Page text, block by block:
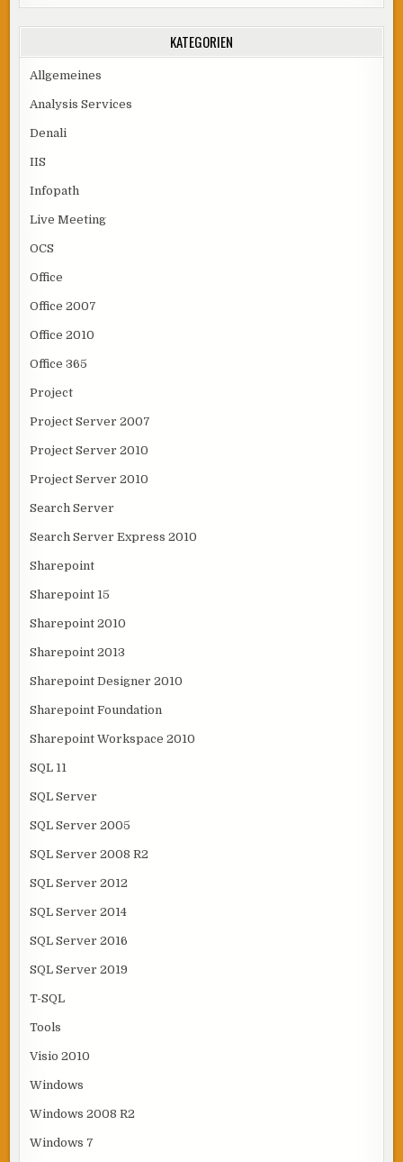
KATEGORIEN
Allgemeines
Analysis Services
Denali
IIS
Infopath
Live Meeting
OCS
Office
Office 2007
Office 2010
Office 365
Project
Project Server 2007
Project Server 2010
Project Server 2010
Search Server
Search Server Express 2010
Sharepoint
Sharepoint 15
Sharepoint 2010
Sharepoint 2013
Sharepoint Designer 2010
Sharepoint Foundation
Sharepoint Workspace 2010
SQL 11
SQL Server
SQL Server 2005
SQL Server 2008 R2
SQL Server 2012
SQL Server 2014
SQL Server 2016
SQL Server 2019
T-SQL
Tools
Visio 2010
Windows
Windows 2008 R2
Windows 7